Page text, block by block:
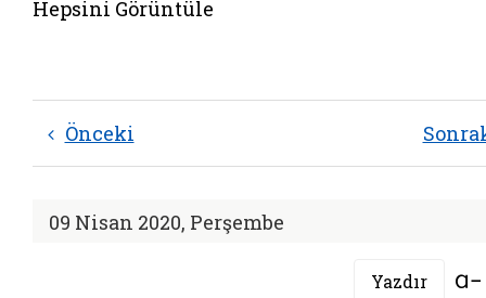
Hepsini Görüntüle
Önceki
09 Nisan 2020, Perşembe
Yazdır